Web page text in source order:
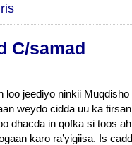
C/samad
loo jeediyo ninkii
weydo cidda uu ka
dhacda in qofka si toos
karo ra’yigiisa. Is